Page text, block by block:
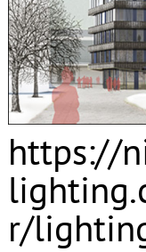
https://
lighting.
r/